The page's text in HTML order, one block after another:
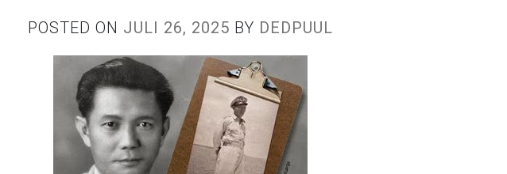
POSTED ON JULI 26, 2025 BY DEDPUUL